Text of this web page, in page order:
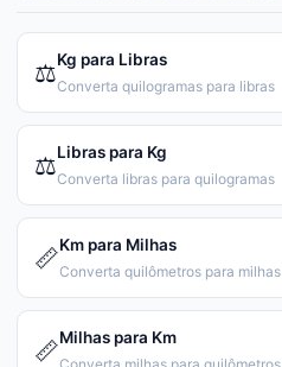
⚖️Kg para Libras
Converta quilogramas para libras
⚖️Libras para Kg
Converta libras para quilogramas
📏Km para Milhas
Converta quilômetros para milhas
📏Milhas para Km